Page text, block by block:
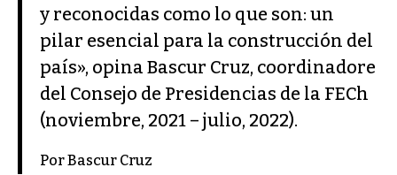
y reconocidas como lo que son: un
pilar esencial para la construcción del
país», opina Bascur Cruz, coordinadore
del Consejo de Presidencias de la FECh
(noviembre, 2021 – julio, 2022).
Por Bascur Cruz